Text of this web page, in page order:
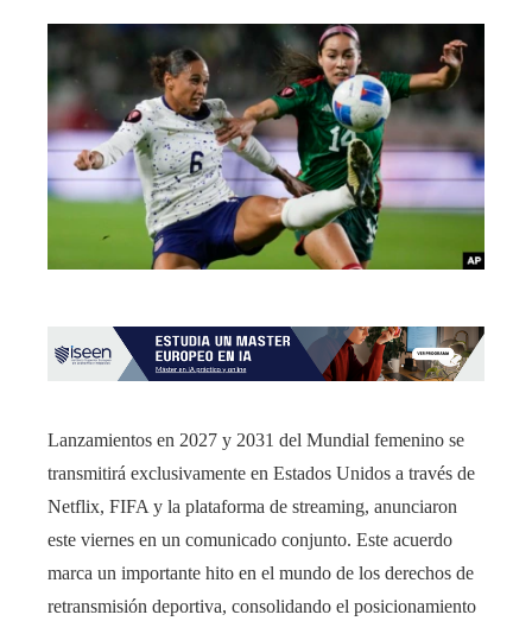
Lanzamientos en 2027 y 2031 del Mundial femenino se
transmitirá exclusivamente en Estados Unidos a través de
Netflix, FIFA y la plataforma de streaming, anunciaron
este viernes en un comunicado conjunto. Este acuerdo
marca un importante hito en el mundo de los derechos de
retransmisión deportiva, consolidando el posicionamiento